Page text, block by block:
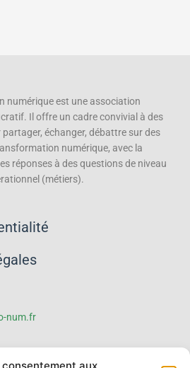
numérique est une association
Il offre un cadre convivial à des
échanger, débattre sur des
numérique, avec la
réponses à des questions de niveau
(métiers).
num.fr